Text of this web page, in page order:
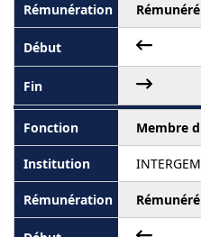
Rémunéré
Membre
INTERGEM
Rémunéré